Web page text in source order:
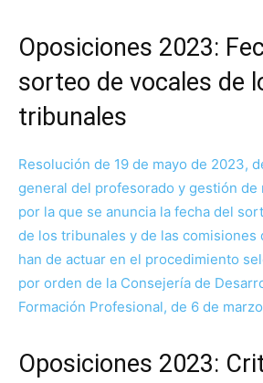
Oposiciones 2023:
sorteo de vocales de
tribunales
Resolución de 19 de mayo de 2023,
general del profesorado y gestión de
por la que se anuncia la fecha del
de los tribunales y de las comisiones
han de actuar en el procedimiento
por orden de la Consejería de
Formación Profesional, de 6 de
Oposiciones 2023: